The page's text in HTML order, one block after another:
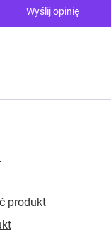
Wyślij opinię
produkt